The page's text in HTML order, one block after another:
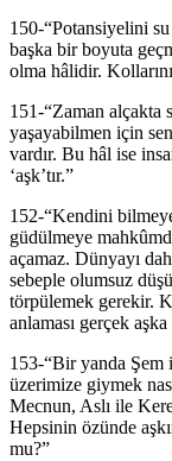
150-“Potansiyelini
başka bir boyuta
olma hâlidir.
151-“Zaman alçakta
yaşayabilmen için
vardır. Bu hâl ise
‘aşk’tır.”
152-“Kendini
güdülmeye
açamaz. Dünyayı
sebeple olumsuz
törpülemek gerekir.
anlaması gerçek
153-“Bir yanda Şem
üzerimize giymek
Mecnun, Aslı ile
Hepsinin özünde
mu?”